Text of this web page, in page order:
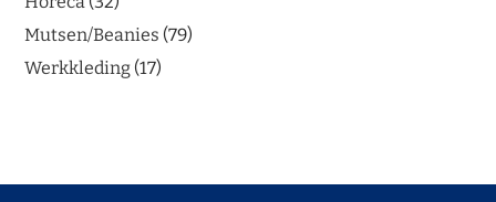
Mutsen/Beanies 79
Werkkleding 17